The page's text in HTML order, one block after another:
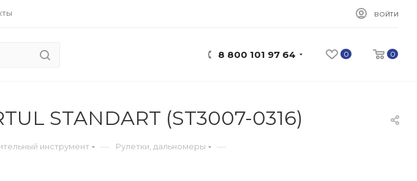
ВОЙТИ
0 0
8 800 101 97 64
STANDART (ST3007-0316)
инструмент — Рулетки, дальномеры —